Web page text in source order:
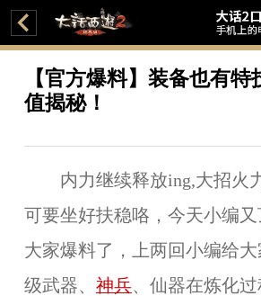
【官方爆料】装备也有
值揭秘！
内力继续释放ing,大招火
可要坐好扶稳咯，今天小编
大家爆料了，上两回小编给
级武器、 神兵、仙器在炼化